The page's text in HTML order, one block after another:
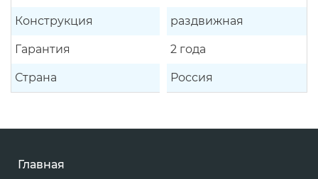
Конструкция раздвижная
Гарантия 2 года
Страна Россия
Главная